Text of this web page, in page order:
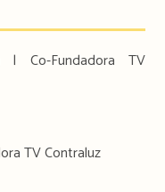
| Co-Fundadora TV
TV Contraluz